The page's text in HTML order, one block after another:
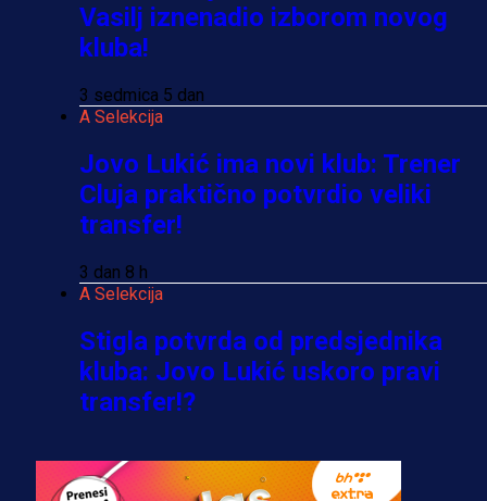
Vasilj iznenadio izborom novog
kluba!
3 sedmica 5 dan
A Selekcija
Jovo Lukić ima novi klub: Trener
Cluja praktično potvrdio veliki
transfer!
3 dan 8 h
A Selekcija
Stigla potvrda od predsjednika
kluba: Jovo Lukić uskoro pravi
transfer!?
A Selekcija